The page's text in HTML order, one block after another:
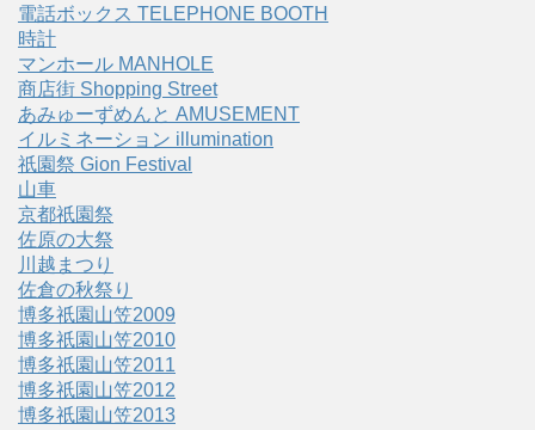
電話ボックス TELEPHONE BOOTH
時計
マンホール MANHOLE
商店街 Shopping Street
あみゅーずめんと AMUSEMENT
イルミネーション illumination
祇園祭 Gion Festival
山車
京都祇園祭
佐原の大祭
川越まつり
佐倉の秋祭り
博多祇園山笠2009
博多祇園山笠2010
博多祇園山笠2011
博多祇園山笠2012
博多祇園山笠2013